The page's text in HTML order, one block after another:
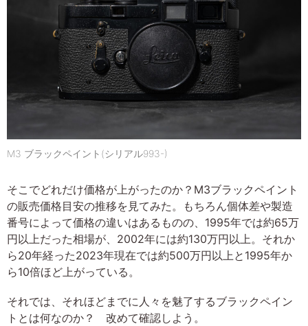
M3 ブラックペイント(シリアル993-)
そこでどれだけ価格が上がったのか？M3ブラックペイント
の販売価格目安の推移を見てみた。もちろん個体差や製造
番号によって価格の違いはあるものの、1995年では約65万
円以上だった相場が、2002年には約130万円以上。それか
ら20年経った2023年現在では約500万円以上と1995年か
ら10倍ほど上がっている。
それでは、それほどまでに人々を魅了するブラックペイン
トとは何なのか？ 改めて確認しよう。